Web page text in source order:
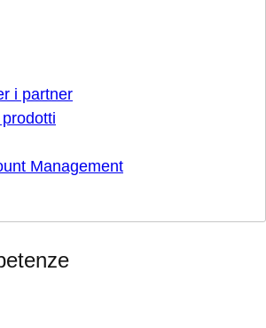
i partner
Management